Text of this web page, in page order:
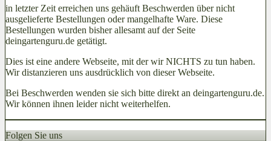
in letzter Zeit erreichen uns gehäuft Beschwerden über nicht
ausgelieferte Bestellungen oder mangelhafte Ware. Diese
Bestellungen wurden bisher allesamt auf der Seite
deingartenguru.de getätigt.
Dies ist eine andere Webseite, mit der wir NICHTS zu tun haben.
Wir distanzieren uns ausdrücklich von dieser Webseite.
Bei Beschwerden wenden sie sich bitte direkt an deingartenguru.de.
Wir können ihnen leider nicht weiterhelfen.
Folgen Sie uns